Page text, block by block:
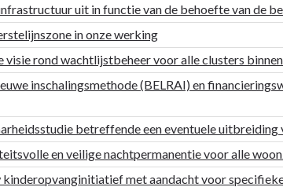
uit in functie van de behoefte van de
in onze werking
visie rond wachtlijstbeheer voor alle clusters
inschalingsmethode (BELRAI) en
betreffende een eventuele
en veilige nachtpermanentie voor alle
kinderopvanginitiatief met aandacht voor